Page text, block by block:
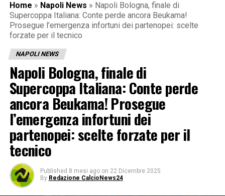
Home » Napoli News » Napoli Bologna, finale di
Supercoppa Italiana: Conte perde ancora Beukama!
Prosegue l’emergenza infortuni dei partenopei: scelte
forzate per il tecnico
NAPOLI NEWS
Napoli Bologna, finale di
Supercoppa Italiana: Conte perde
ancora Beukama! Prosegue
l’emergenza infortuni dei
partenopei: scelte forzate per il
tecnico
Published 8 mesi ago on 22 Dicembre 2025
By Redazione CalcioNews24